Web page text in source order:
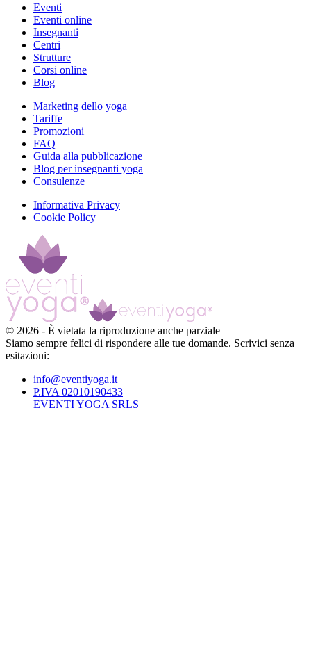
Eventi
Eventi online
Insegnanti
Centri
Strutture
Corsi online
Blog
Marketing dello yoga
Tariffe
Promozioni
FAQ
Guida alla pubblicazione
Blog per insegnanti yoga
Consulenze
Informativa Privacy
Cookie Policy
© 2026 - È vietata la riproduzione anche parziale
Siamo sempre felici di rispondere alle tue domande. Scrivici senza
esitazioni:
info@eventiyoga.it
P.IVA 02010190433
EVENTI YOGA SRLS